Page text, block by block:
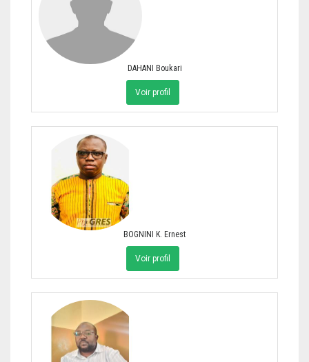
DAHANI Boukari
Voir profil
BOGNINI K. Ernest
Voir profil